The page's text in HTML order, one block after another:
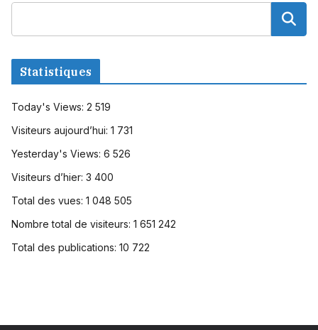
Statistiques
Today's Views: 2 519
Visiteurs aujourd’hui: 1 731
Yesterday's Views: 6 526
Visiteurs d’hier: 3 400
Total des vues: 1 048 505
Nombre total de visiteurs: 1 651 242
Total des publications: 10 722